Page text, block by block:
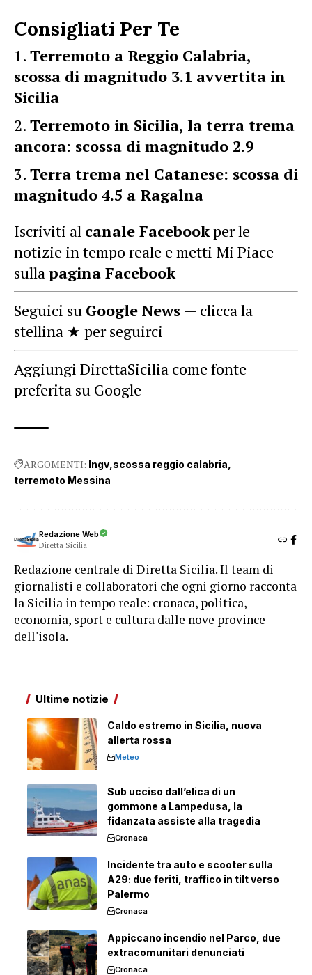
Consigliati Per Te
Terremoto a Reggio Calabria,
scossa di magnitudo 3.1 avvertita in
Sicilia
Terremoto in Sicilia, la terra trema
ancora: scossa di magnitudo 2.9
Terra trema nel Catanese: scossa di
magnitudo 4.5 a Ragalna
Iscriviti al canale Facebookper le
notizie in tempo reale e metti Mi Piace
sullapagina Facebook
Seguici su Google News — clicca la
stellina ★ per seguirci
Aggiungi DirettaSicilia come fonte
preferita su Google
ARGOMENTI: Ingv scossa reggio calabria
terremoto Messina
Redazione Web
Diretta Sicilia
Redazione centrale di Diretta Sicilia. Il team di
giornalisti e collaboratori che ogni giorno racconta
la Sicilia in tempo reale: cronaca, politica,
economia, sport e cultura dalle nove province
dell'isola.
Ultime notizie
Caldo estremo in Sicilia, nuova
allerta rossa
Meteo
Sub ucciso dall’elica di un
gommone a Lampedusa, la
fidanzata assiste alla tragedia
Cronaca
Incidente tra auto e scooter sulla
A29: due feriti, traffico in tilt verso
Palermo
Cronaca
Appiccano incendio nel Parco, due
extracomunitari denunciati
Cronaca